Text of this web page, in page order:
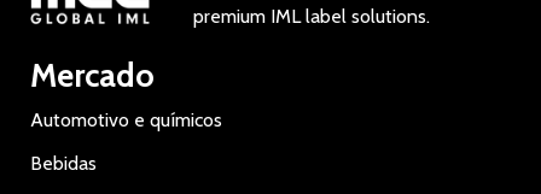
premium IML label solutions.
Mercado
Automotivo e químicos
Bebidas